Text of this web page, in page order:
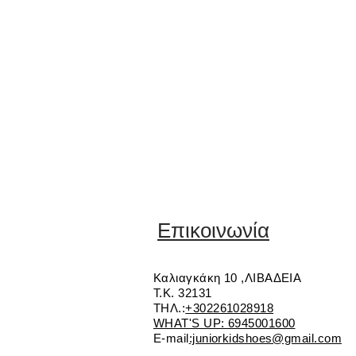
Επικοινωνία
Καλιαγκάκη 10 ,ΛΙΒΑΔΕΙΑ
Τ.Κ. 32131
ΤΗΛ.:+302261028918
WHAT'S UP: 6945001600
E-mail:juniorkidshoes@gmail.com